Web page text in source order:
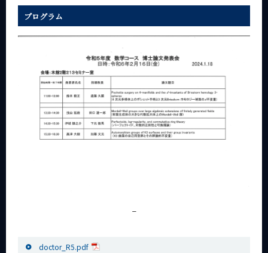
プログラム
doctor_R5.pdf
年別アーカイブ
サイト構成
系詳細情報
CLOSE